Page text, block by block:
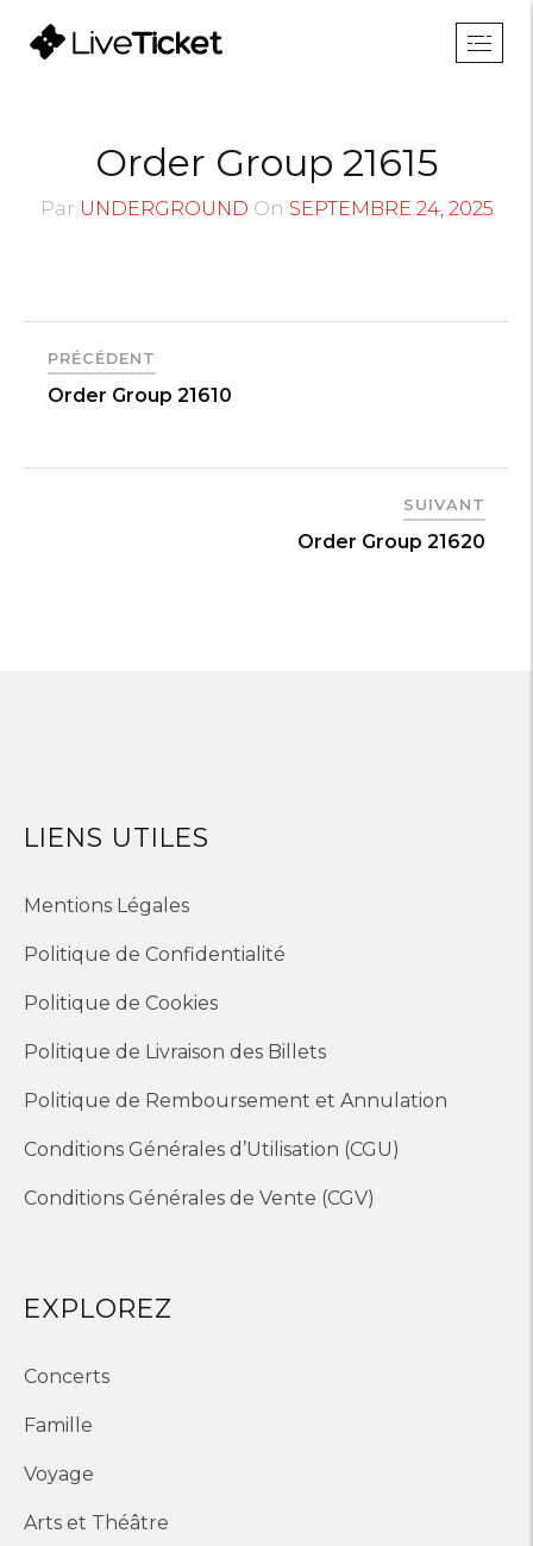
Order Group 21615
Par UNDERGROUND On SEPTEMBRE 24, 2025
PRÉCÉDENT
Order Group 21610
SUIVANT
Order Group 21620
LIENS UTILES
Mentions Légales
Politique de Confidentialité
Politique de Cookies
Politique de Livraison des Billets
Politique de Remboursement et Annulation
Conditions Générales d’Utilisation (CGU)
Conditions Générales de Vente (CGV)
EXPLOREZ
Concerts
Famille
Voyage
Arts et Théâtre